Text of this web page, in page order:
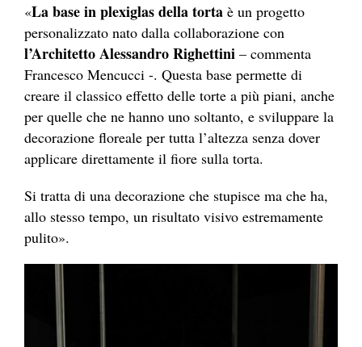
«La base in plexiglas della torta è un progetto
personalizzato nato dalla collaborazione con
l’Architetto Alessandro Righettini – commenta
Francesco Mencucci -. Questa base permette di
creare il classico effetto delle torte a più piani, anche
per quelle che ne hanno uno soltanto, e sviluppare la
decorazione floreale per tutta l’altezza senza dover
applicare direttamente il fiore sulla torta.
Si tratta di una decorazione che stupisce ma che ha,
allo stesso tempo, un risultato visivo estremamente
pulito».